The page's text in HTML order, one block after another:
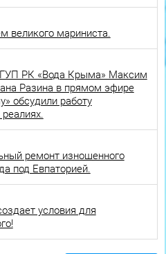
великого мариниста.
ГУП РК «Вода Крыма» Максим
Разина в прямом эфире
обсудили работу
ремонт изношенного
под Евпаторией.
условия для